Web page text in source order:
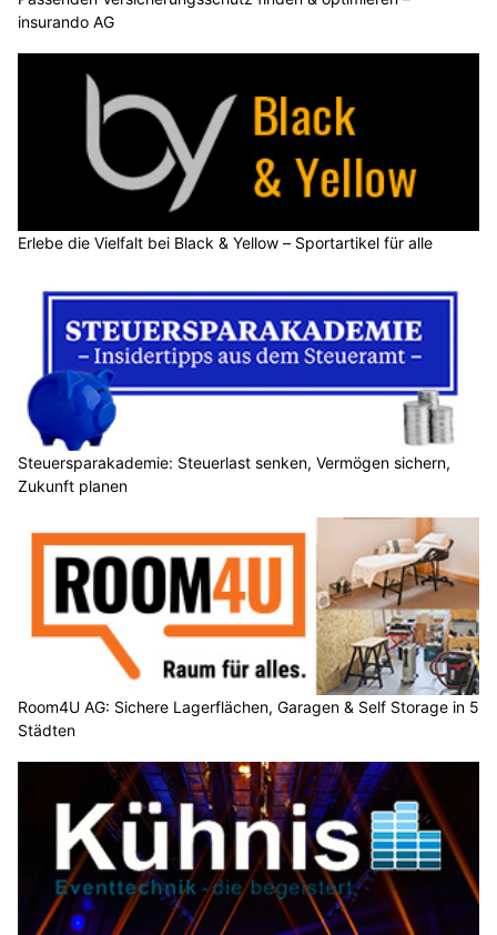
insurando AG
Erlebe die Vielfalt bei Black & Yellow – Sportartikel für alle
Steuersparakademie: Steuerlast senken, Vermögen sichern,
Zukunft planen
Room4U AG: Sichere Lagerflächen, Garagen & Self Storage in 5
Städten